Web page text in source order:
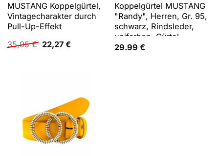
MUSTANG Koppelgürtel,
Vintagecharakter durch
Pull-Up-Effekt
35,95€ Ursprünglicher
Preis
22,27 €Aktueller
Koppelgürtel MUSTANG
"Randy", Herren, Gr. 95,
schwarz, Rindsleder,
unifarben, Gürtel
Koppelgürtel, mit
29.99 €